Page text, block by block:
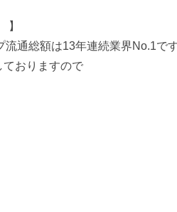
通総額は13年連続業界No.1です
おりますので